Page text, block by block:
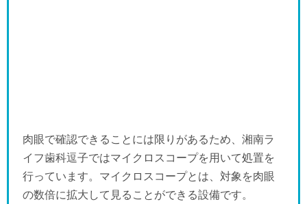
肉眼で確認できることには限りがあるため、湘南ラ
イフ歯科逗子ではマイクロスコープを用いて処置を
行っています。マイクロスコープとは、対象を肉眼
の数倍に拡大して見ることができる設備です。